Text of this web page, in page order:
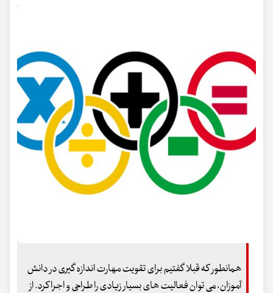
همانطور که قبلا گفتیم برای تقویت مهارت اندازه گیری در دانش
آموزان، می توان فعالیت های بسیار زیادی را طراحی و اجرا کرد. از